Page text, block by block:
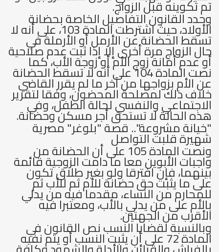
تم تكوينه قبل الزواج.
وحدد القانون التفاصيل الخاصة بحضانة
الأولاد، حيث اشترطت المادة 103، على أنه لا
تسقط الحضانة عن الأرمل أو الأرملة في
حال الزواج مرة أخرى إلا إذا ثبت عدم صلاحية
أو عدم أمانة زوج الأم أو زوجة الأب، كما
نصت المادة 104 على أنه لا تسقط الحضانة
عن الأم بزواجها من آخر ما لم يقرر القاضي
خلاف ذلك لمصلحة المحضون، وفقا لتقرير
الاجتماعي والنفسي لحالة الطفل، وفي
هذه الحالة لا تستحق أجر مسكن وحضانة.
"خيانة مشروعة".. قصة "بلوغر" مصرية
شهيرة قلبت التواصل
ونصت المادة 105 على أن الحضانة من
واجبات الأبوين معا ما دامت الزوجية قائمة
بينهما، فإن افترقا ولو بغير طلاق تكون
على ما يثبت حق حضانة للأم ثم للأب ثم
للمحارم من النساء، مقدما فيه من يدلي
بالأم على من يدلي بالأب، ومعتبرا فيه
الأقرب من الجهتين.
وبالنسبة لقضايا النسب نص القانون في
المادة 72 على أن يثبت النسب أو يتم نفيه